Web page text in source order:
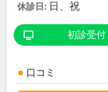
休診日: 日、祝
初診受付
口コミ